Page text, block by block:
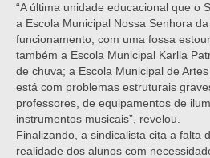
“A última unidade educacional que o
a Escola Municipal Nossa Senhora
funcionamento, com uma fossa
também a Escola Municipal Karlla
de chuva; a Escola Municipal de
está com problemas estruturais
professores, de equipamentos de
instrumentos musicais”, revelou.
Finalizando, a sindicalista cita a falta
realidade dos alunos com